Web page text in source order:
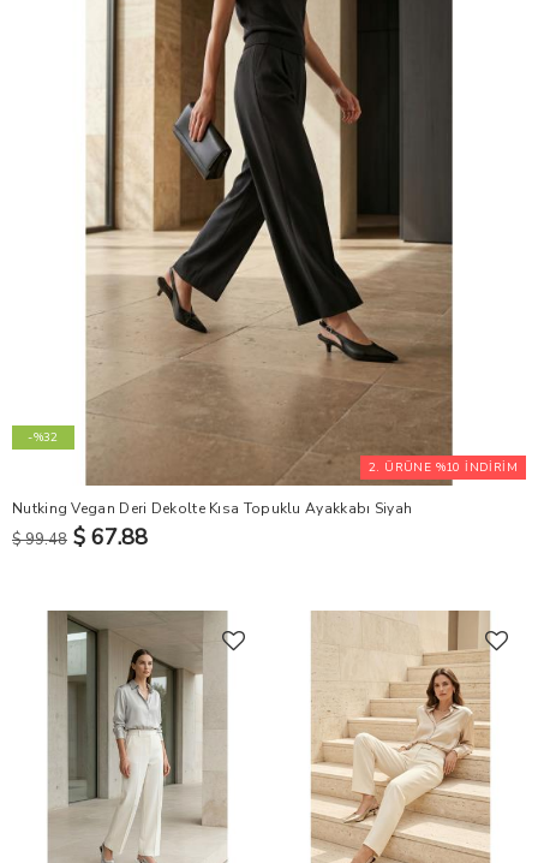
2. ÜRÜNE %10 İNDİRİM
-%32
Nutking Vegan Deri Dekolte Kısa Topuklu Ayakkabı Siyah
$ 99.48 $ 67.88